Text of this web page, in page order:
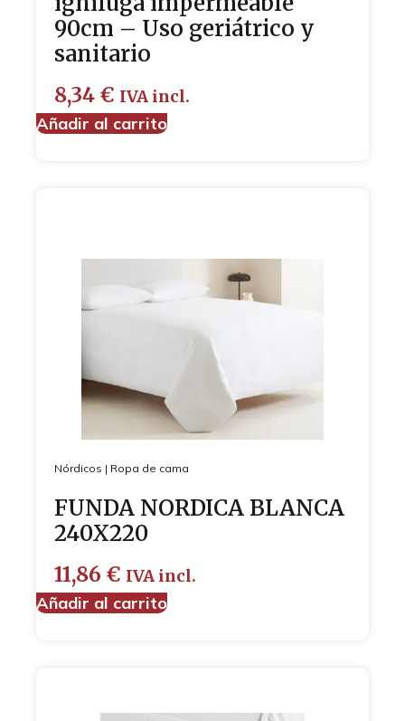
90cm – Uso geriátrico y
sanitario
8,34 € IVA incl.
Añadir al carrito
Nórdicos | Ropa de cama
FUNDA NORDICA BLANCA
240X220
11,86 € IVA incl.
Añadir al carrito